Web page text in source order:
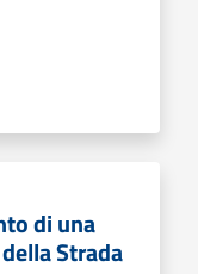
di una
Strada